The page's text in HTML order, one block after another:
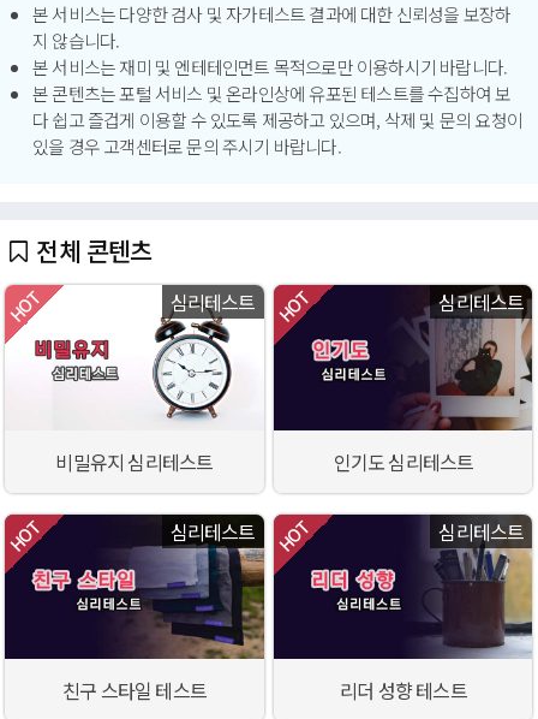
본 서비스는 다양한 검사 및 자가테스트 결과에 대한 신뢰성을 보장하
지 않습니다.
본 서비스는 재미 및 엔테테인먼트 목적으로만 이용하시기 바랍니다.
본 콘텐츠는 포털 서비스 및 온라인상에 유포된 테스트를 수집하여 보
다 쉽고 즐겁게 이용할 수 있도록 제공하고 있으며, 삭제 및 문의 요청이
있을 경우 고객센터로 문의 주시기 바랍니다.
전체 콘텐츠
심리테스트
비밀유지 심리테스트
심리테스트
인기도 심리테스트
심리테스트
친구 스타일 테스트
심리테스트
리더 성향 테스트